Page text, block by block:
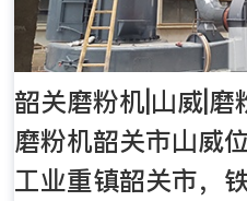
韶关磨粉机|山威|磨
磨粉机韶关市山威
工业重镇韶关市，